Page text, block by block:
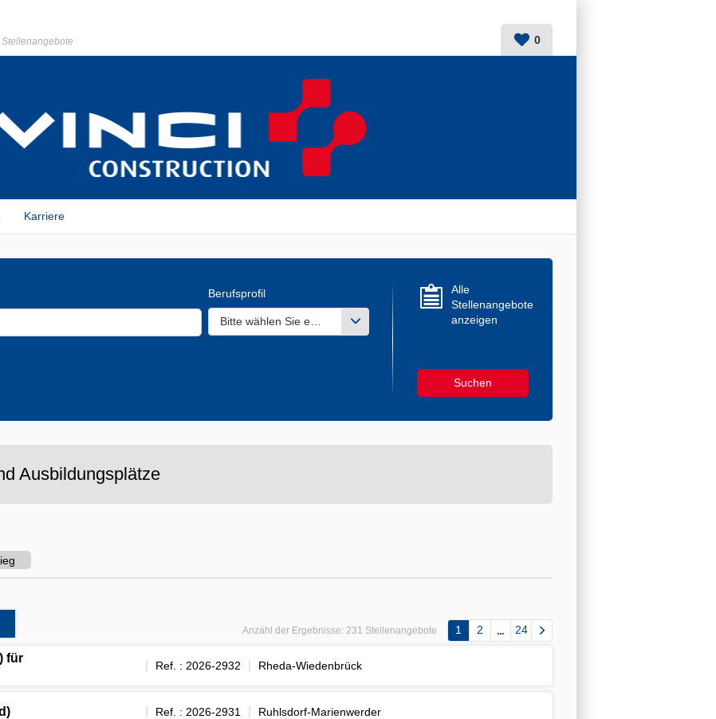
0
Karriere
Berufsprofil
Bitte wählen Sie einen oder mehrere Werte aus
Werte aus
Alle
Stellenangebote
anzeigen
Ausbildungsplätze
Anzahl der Ergebnisse: 231 Stellenangebote 1 2 24
für
Ref. : 2026-2932 Rheda-Wiedenbrück
Ref. : 2026-2931 Ruhlsdorf-Marienwerder